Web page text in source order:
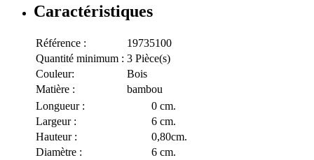
Caractéristiques
Référence :
19735100
Quantité minimum : 3 Pièce(s)
Couleur:
Bois
Matière :
bambou
Longueur :
0 cm.
Largeur :
6 cm.
Hauteur :
0,80cm.
Diamètre :
6 cm.